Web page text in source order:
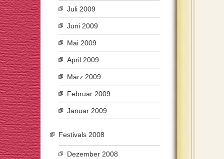
Juli 2009
Juni 2009
Mai 2009
April 2009
März 2009
Februar 2009
Januar 2009
Festivals 2008
Dezember 2008